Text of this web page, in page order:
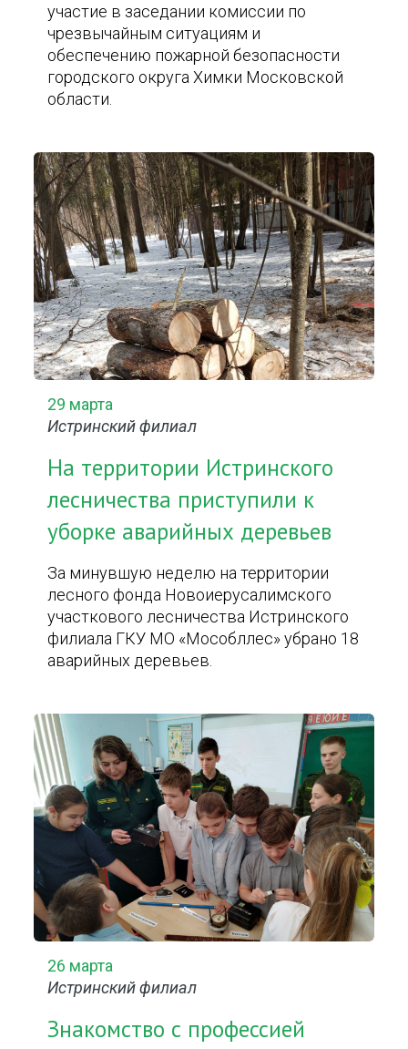
участие в заседании комиссии по
чрезвычайным ситуациям и
обеспечению пожарной безопасности
городского округа Химки Московской
области.
29 марта
Истринский филиал
На территории Истринского
лесничества приступили к
уборке аварийных деревьев
За минувшую неделю на территории
лесного фонда Новоиерусалимского
участкового лесничества Истринского
филиала ГКУ МО «Мособллес» убрано 18
аварийных деревьев.
26 марта
Истринский филиал
Знакомство с профессией